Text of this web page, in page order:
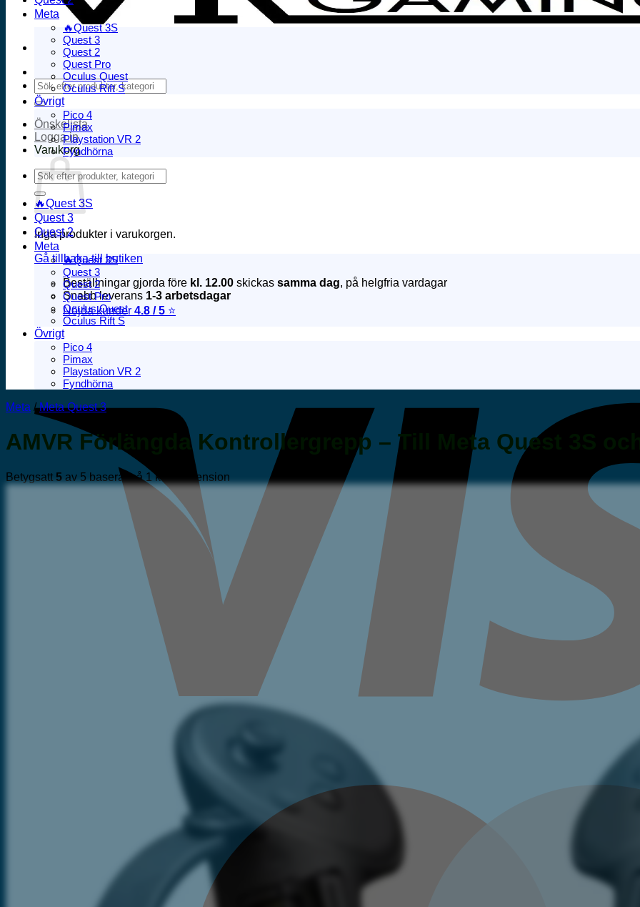
Sök
efter:
Önskelista
Logga in
Varukorg
Inga produkter i varukorgen.
Gå tillbaka till butiken
Beställningar gjorda före kl. 12.00 skickas samma dag, på helgfria vardagar
Snabb leverans 1-3 arbetsdagar
Nöjda kunder 4.8 / 5 ⭐
Meta
🔥Quest 3S
Quest 3
Quest 2
Quest Pro
Oculus Quest
Oculus Rift S
Övrigt
Pico 4
Pimax
Playstation VR 2
Fyndhörna
Sök
efter:
🔥Quest 3S
Quest 3
Quest 2
Meta
🔥Quest 3S
Quest 3
Quest 2
Quest Pro
Oculus Quest
Oculus Rift S
Övrigt
Pico 4
Pimax
Playstation VR 2
Fyndhörna
Meta / Meta Quest 3
AMVR Förlängda Kontrollergrepp – Till Meta Quest 3S
Betygsatt 5 av 5 baserat på 1 kundrecension